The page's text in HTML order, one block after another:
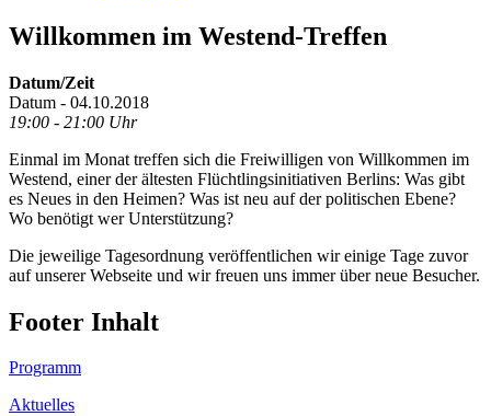
Willkommen im Westend-Treffen
Datum/Zeit
Datum - 04.10.2018
19:00 - 21:00 Uhr
Einmal im Monat treffen sich die Freiwilligen von Willkommen im
Westend, einer der ältesten Flüchtlingsinitiativen Berlins: Was gibt
es Neues in den Heimen? Was ist neu auf der politischen Ebene?
Wo benötigt wer Unterstützung?
Die jeweilige Tagesordnung veröffentlichen wir einige Tage zuvor
auf unserer Webseite und wir freuen uns immer über neue Besucher.
Footer Inhalt
Programm
Aktuelles